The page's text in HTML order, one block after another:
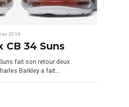
2016
CB 34 Suns
fait son retour deux
Barkley a fait…